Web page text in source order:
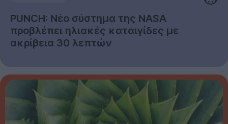
PUNCH: Νέο σύστημα της NASA
προβλέπει ηλιακές καταιγίδες με
ακρίβεια 30 λεπτών